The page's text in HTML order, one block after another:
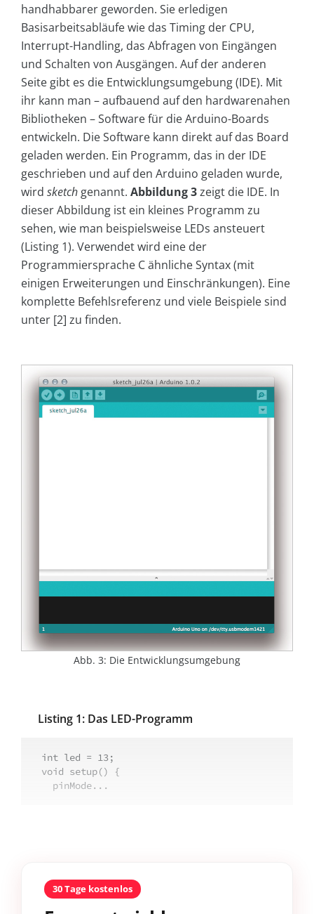
handhabbarer geworden. Sie erledigen
Basisarbeitsabläufe wie das Timing der CPU,
Interrupt-Handling, das Abfragen von Eingängen
und Schalten von Ausgängen. Auf der anderen
Seite gibt es die Entwicklungsumgebung (IDE). Mit
ihr kann man – aufbauend auf den hardwarenahen
Bibliotheken – Software für die Arduino-Boards
entwickeln. Die Software kann direkt auf das Board
geladen werden. Ein Programm, das in der IDE
geschrieben und auf den Arduino geladen wurde,
wird sketch genannt. Abbildung 3zeigt die IDE. In
dieser Abbildung ist ein kleines Programm zu
sehen, wie man beispielsweise LEDs ansteuert
(Listing 1). Verwendet wird eine der
Programmiersprache C ähnliche Syntax (mit
einigen Erweiterungen und Einschränkungen). Eine
komplette Befehlsreferenz und viele Beispiele sind
unter [2] zu finden.
Abb. 3: Die Entwicklungsumgebung
Listing 1: Das LED-Programm
int led = 13;
void setup() {
  pinMode...
30 Tage kostenlos